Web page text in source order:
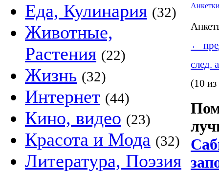
Еда, Кулинария (32)
Животные,
Растения (22)
Жизнь (32)
Интернет (44)
Кино, видео (23)
Красота и Мода (32)
Литература, Поэзия
←
след.
(10